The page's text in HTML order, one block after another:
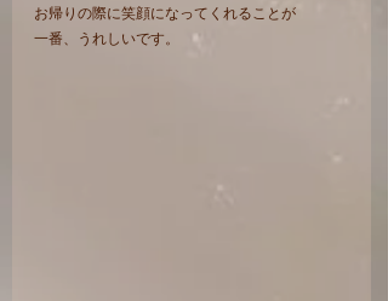
お帰りの際に笑顔になってくれることが
一番、うれしいです。